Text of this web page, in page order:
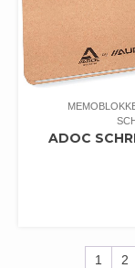
ADOC
1 2